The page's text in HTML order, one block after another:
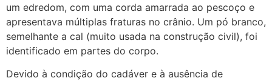
um edredom, com uma corda amarrada ao pescoço e
apresentava múltiplas fraturas no crânio. Um pó branco,
semelhante a cal (muito usada na construção civil), foi
identificado em partes do corpo.
Devido à condição do cadáver e à ausência de